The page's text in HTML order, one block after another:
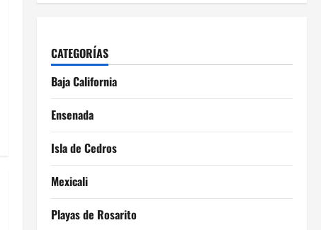
CATEGORÍAS
Baja California
Ensenada
Isla de Cedros
Mexicali
Playas de Rosarito